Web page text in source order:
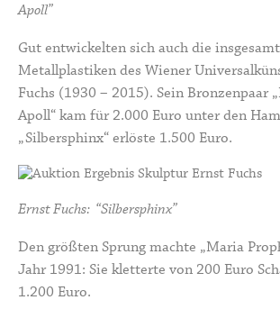
Apoll”
Gut entwickelten sich auch die
Metallplastiken des Wiener
Fuchs (1930 – 2015). Sein Bronzenpaar
Apoll“ kam für 2.000 Euro unter den
„Silbersphinx“ erlöste 1.500 Euro.
Ernst Fuchs: “Silbersphinx”
Den größten Sprung machte „Maria
Jahr 1991: Sie kletterte von 200 Euro
1.200 Euro.